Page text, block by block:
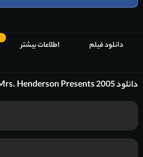
دانلود فیلم اطلاعات بیشتر
دانلود Mrs. Henderson Presents 2005